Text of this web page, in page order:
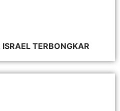
TERBONGKAR